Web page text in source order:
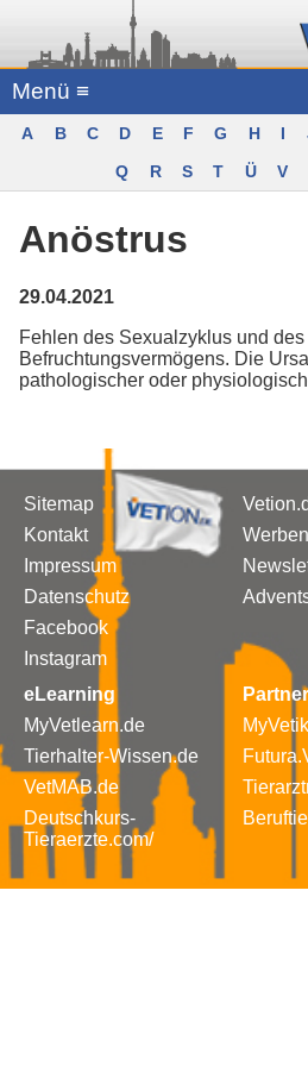
Menü ≡
A B C D E F G H I
Q
R S T Ü V
Anöstrus
29.04.2021
Fehlen des Sexualzyklus und des
Befruchtungsvermögens. Die
pathologischer oder
Sitemap
Kontakt
Impressum
Datenschutz
Facebook
Instagram
eLearning
MyVetlearn.de
Tierhalter-Wissen.de
VetMAB.de
Deutschkurs-
Tieraerzte.com/